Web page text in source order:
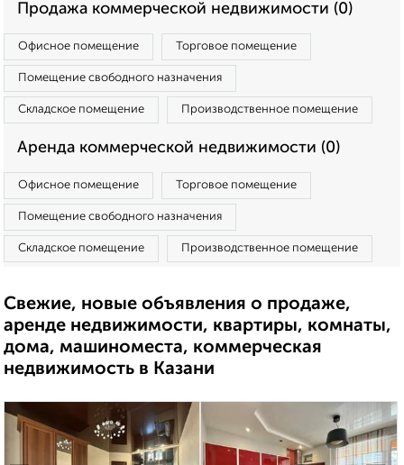
Продажа коммерческой недвижимости (0)
Офисное помещение Торговое помещение
Помещение свободного назначения
Складское помещение Производственное помещение
Аренда коммерческой недвижимости (0)
Офисное помещение Торговое помещение
Помещение свободного назначения
Складское помещение Производственное помещение
Свежие, новые объявления о продаже,
аренде недвижимости, квартиры, комнаты,
дома, машиноместа, коммерческая
недвижимость в Казани